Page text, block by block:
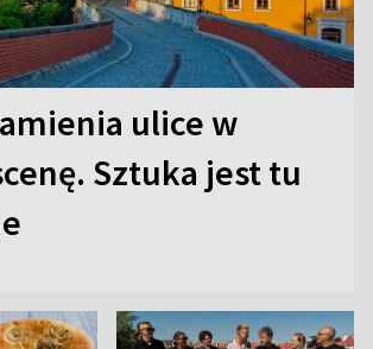
ulice w
Sztuka jest tu